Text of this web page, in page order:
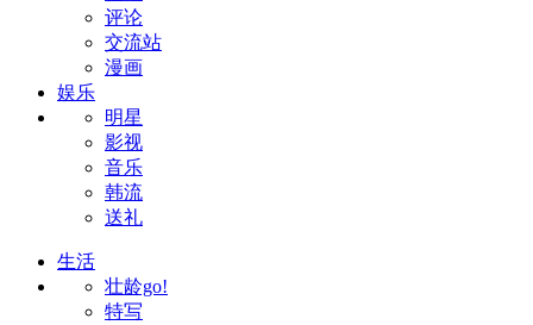
评论
交流站
漫画
娱乐
明星
影视
音乐
韩流
送礼
生活
壮龄go!
特写